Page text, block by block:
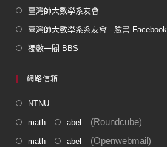
臺灣師大數學系友會
臺灣師大數學系系友會 - 臉書 Facebook
獨數一閣 BBS
網路信箱
NTNU
math abel (Roundcube)
math abel (Openwebmail)